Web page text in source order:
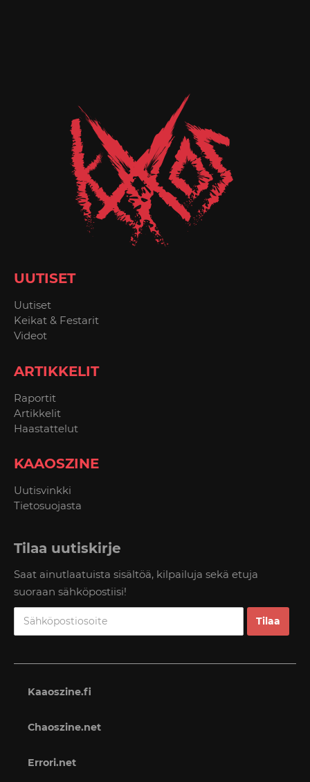
UUTISET
Uutiset
Keikat & Festarit
Videot
ARTIKKELIT
Raportit
Artikkelit
Haastattelut
KAAOSZINE
Uutisvinkki
Tietosuojasta
Tilaa uutiskirje
Saat ainutlaatuista sisältöä, kilpailuja sekä etuja
suoraan sähköpostiisi!
Kaaoszine.fi
Chaoszine.net
Errori.net